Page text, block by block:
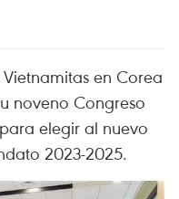
en Corea
noveno Congreso
elegir al nuevo
2023-2025.